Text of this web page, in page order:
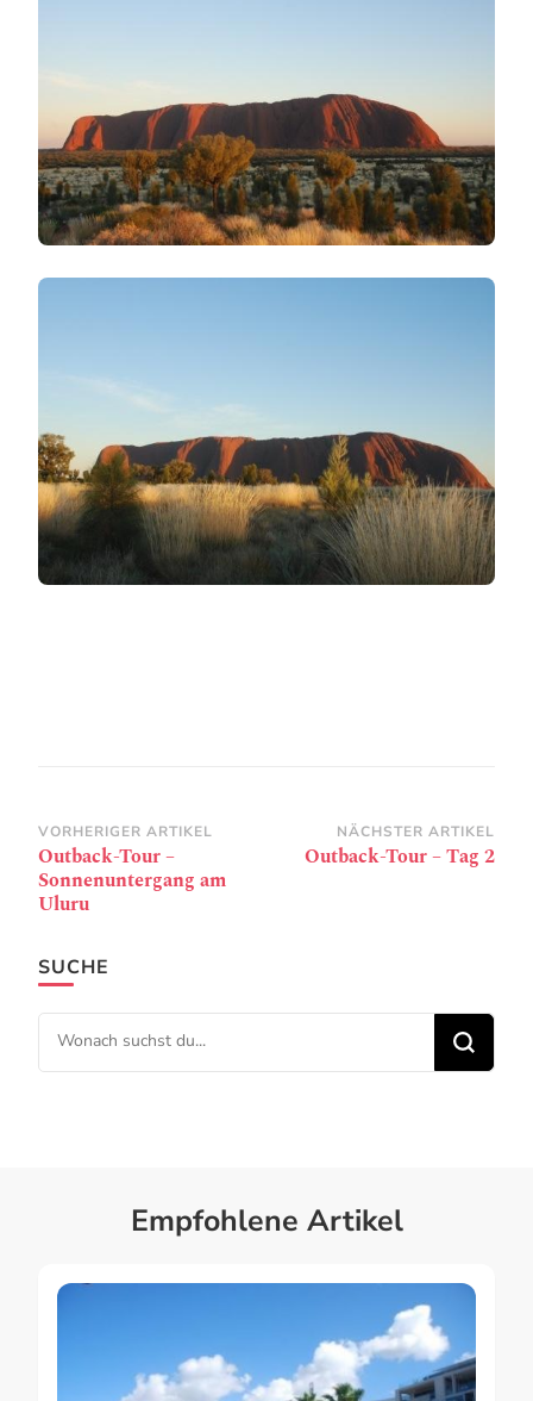
Beitragsnavigation
VORHERIGER ARTIKEL
Outback-Tour –
Sonnenuntergang am
Uluru
NÄCHSTER ARTIKEL
Outback-Tour – Tag 2
SUCHE
Suchst du nach etwas?
Empfohlene Artikel